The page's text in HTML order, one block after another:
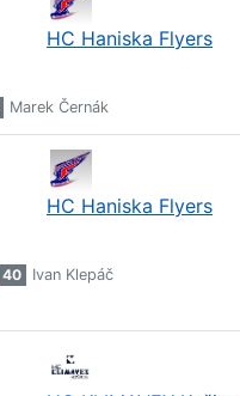
HC Haniska Flyers
Marek Černák
HC Haniska Flyers
40
Ivan Klepáč